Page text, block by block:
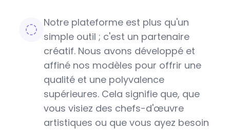
Notre plateforme est plus qu'un
simple outil ; c'est un partenaire
créatif. Nous avons développé et
affiné nos modèles pour offrir une
qualité et une polyvalence
supérieures. Cela signifie que, que
vous visiez des chefs-d'œuvre
artistiques ou que vous ayez besoin